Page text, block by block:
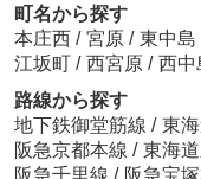
町名から探す
本庄西 / 宮原 / 東中島
江坂町 / 西宮原 / 西中
路線から探す
地下鉄御堂筋線 / 東
阪急京都本線 / 東海
阪急千里線 / 阪急宝